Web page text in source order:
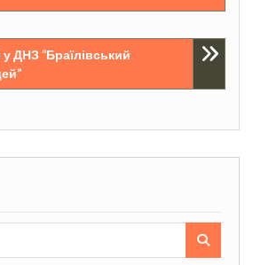
ДНЗ “Браїлівський